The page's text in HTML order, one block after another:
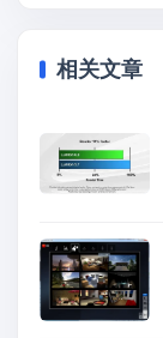
相关文章